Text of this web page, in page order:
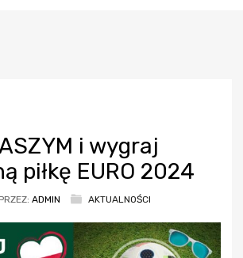
i wygraj
piłkę EURO 2024
ADMIN AKTUALNOŚCI